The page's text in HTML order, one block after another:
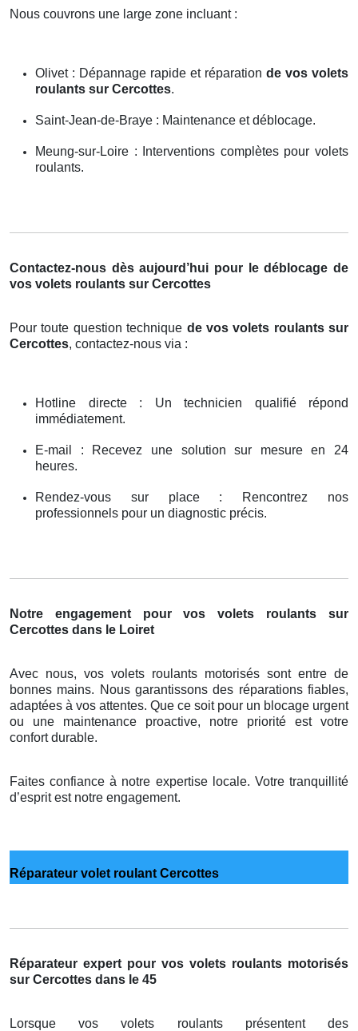
Nous couvrons une large zone incluant :
Olivet : Dépannage rapide et réparation de vos volets
roulants sur Cercottes.
Saint-Jean-de-Braye : Maintenance et déblocage.
Meung-sur-Loire : Interventions complètes pour volets
roulants.
Contactez-nous dès aujourd’hui pour le déblocage de
vos volets roulants sur Cercottes
Pour toute question technique de vos volets roulants sur
Cercottes, contactez-nous via :
Hotline directe : Un technicien qualifié répond
immédiatement.
E-mail : Recevez une solution sur mesure en 24
heures.
Rendez-vous sur place : Rencontrez nos
professionnels pour un diagnostic précis.
Notre engagement pour vos volets roulants sur
Cercottes dans le Loiret
Avec nous, vos volets roulants motorisés sont entre de
bonnes mains. Nous garantissons des réparations fiables,
adaptées à vos attentes. Que ce soit pour un blocage urgent
ou une maintenance proactive, notre priorité est votre
confort durable.
Faites confiance à notre expertise locale. Votre tranquillité
d’esprit est notre engagement.
Réparateur volet roulant Cercottes
Réparateur expert pour vos volets roulants motorisés
sur Cercottes dans le 45
Lorsque vos volets roulants présentent des